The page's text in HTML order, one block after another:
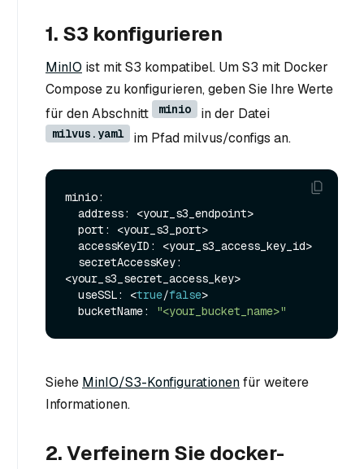
1. S3 konfigurieren
MinIO ist mit S3 kompatibel. Um S3 mit Docker
Compose zu konfigurieren, geben Sie Ihre Werte
für den Abschnitt
minio in der Datei
milvus.yaml im Pfad milvus/configs an.
minio:
<your_s3_secret_access_key>
  useSSL: <
true/false>
  bucketName:
"<your_bucket_name>"
Siehe MinIO/S3-Konfigurationenfür weitere
Informationen.
2. Verfeinern Sie docker-